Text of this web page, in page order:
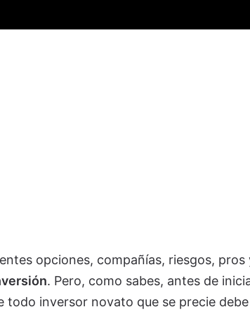
opciones, compañías, riesgos, pros
. Pero, como sabes, antes de
todo inversor novato que se precie debe